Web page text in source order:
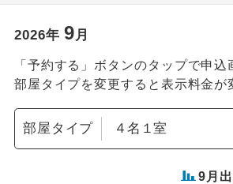
2026年 9 月
「予約する」ボタンのタップで申込
部屋タイプを変更すると表示料金が
部屋タイプ
9 月